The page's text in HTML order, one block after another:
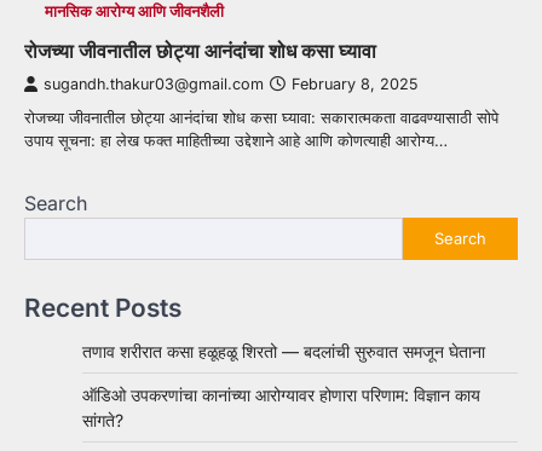
मानसिक आरोग्य आणि जीवनशैली
रोजच्या जीवनातील छोट्या आनंदांचा शोध कसा घ्यावा
sugandh.thakur03@gmail.com February 8, 2025
रोजच्या जीवनातील छोट्या आनंदांचा शोध कसा घ्यावा: सकारात्मकता वाढवण्यासाठी सोपे
उपाय सूचना: हा लेख फक्त माहितीच्या उद्देशाने आहे आणि कोणत्याही आरोग्य…
Search
Search
Recent Posts
तणाव शरीरात कसा हळूहळू शिरतो — बदलांची सुरुवात समजून घेताना
ऑडिओ उपकरणांचा कानांच्या आरोग्यावर होणारा परिणाम: विज्ञान काय
सांगते?